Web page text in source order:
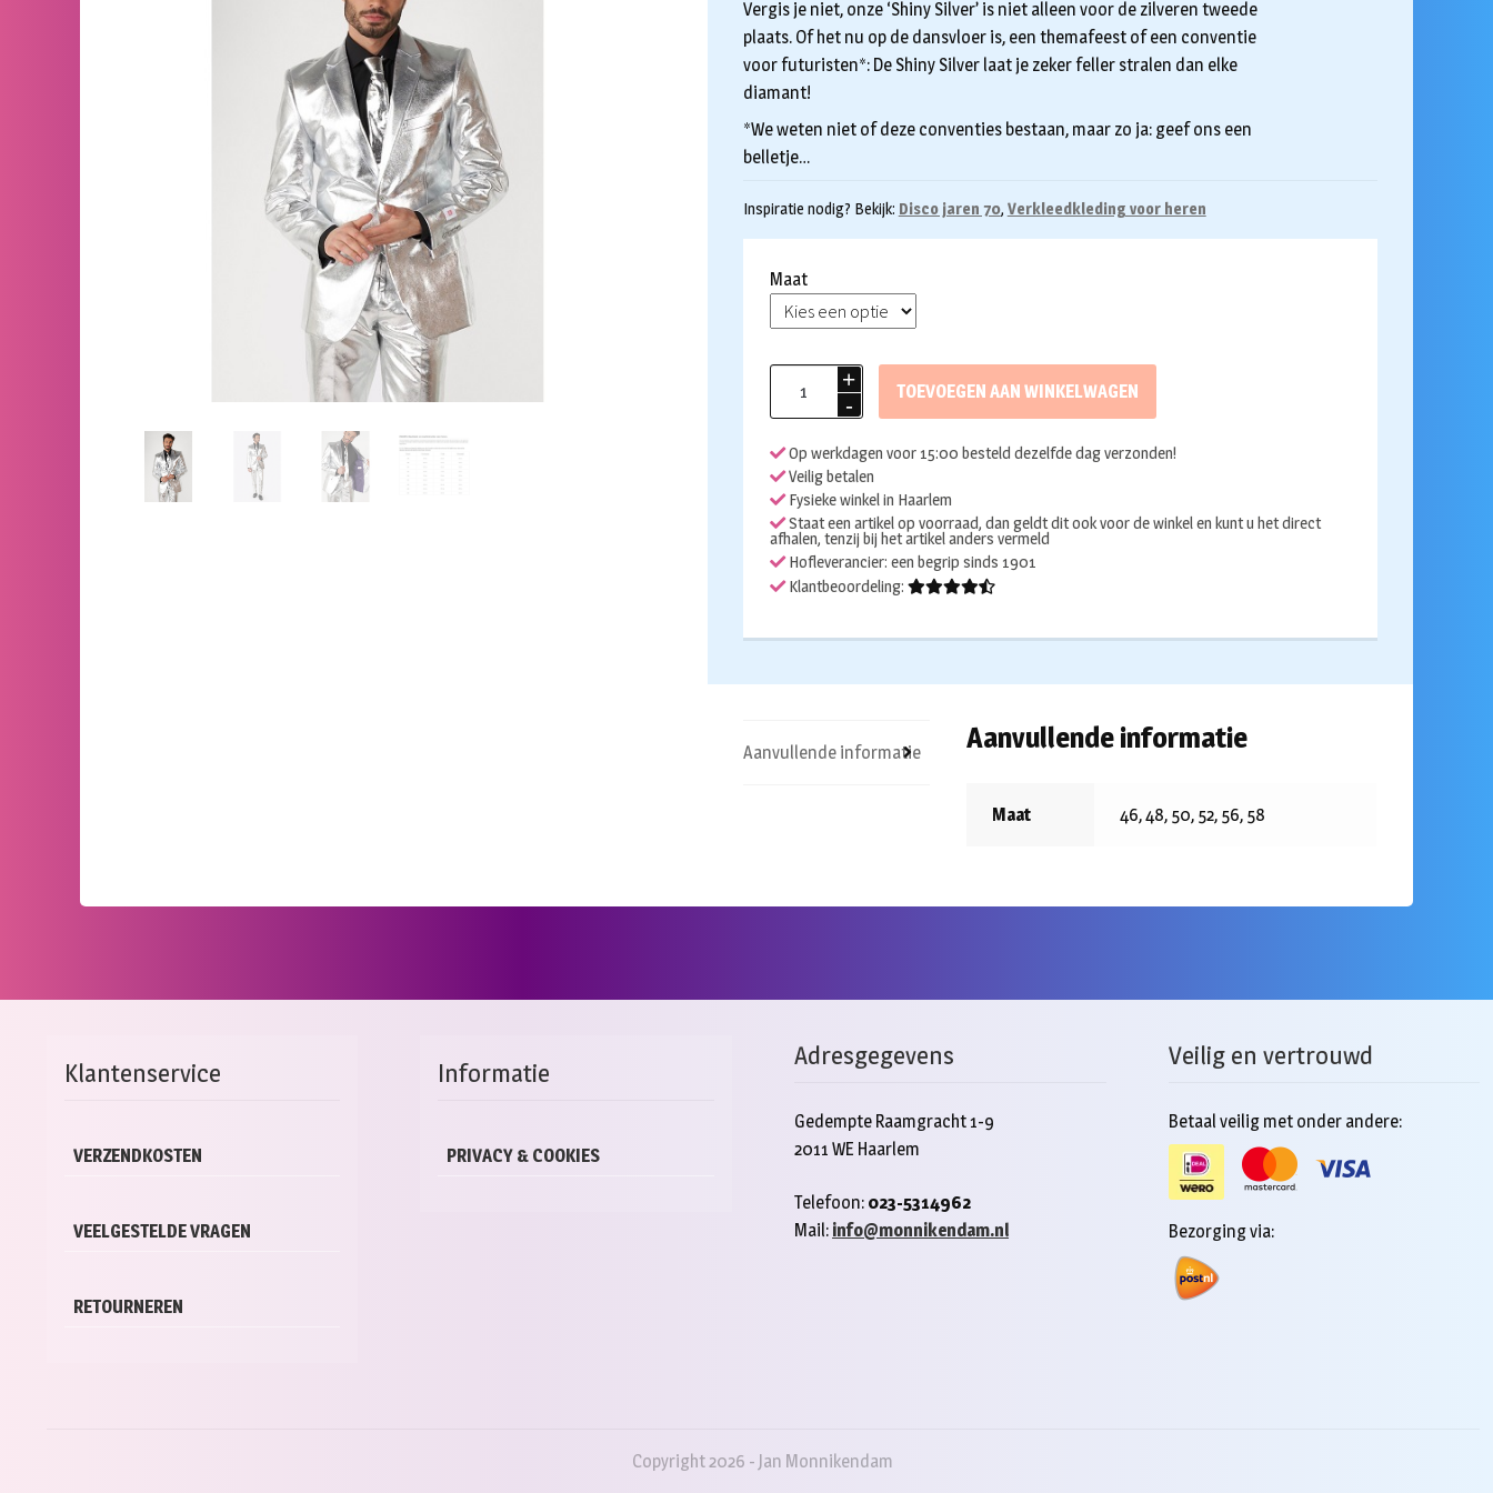
Vergis je niet, onze ‘Shiny Silver’ is niet alleen voor de zilveren tweede
plaats. Of het nu op de dansvloer is, een themafeest of een conventie
voor futuristen*: De Shiny Silver laat je zeker feller stralen dan elke
diamant!
*We weten niet of deze conventies bestaan, maar zo ja: geef ons een
belletje…
Inspiratie nodig? Bekijk: Disco jaren 70, Verkleedkleding voor heren
Maat
Shiny
aantal
TOEVOEGEN AAN WINKELWAGEN
Op werkdagen voor 15:00 besteld dezelfde dag verzonden!
Veilig betalen
Fysieke winkel in Haarlem
Staat een artikel op voorraad, dan geldt dit ook voor de winkel en kunt u het direct
afhalen, tenzij bij het artikel anders vermeld
Hofleverancier: een begrip sinds 1901
Klantbeoordeling:
Aanvullende informatie Aanvullende informatie
Maat 46, 48, 50, 52, 56, 58
Klantenservice
VERZENDKOSTEN
VEELGESTELDE VRAGEN
RETOURNEREN
Informatie
PRIVACY & COOKIES
Adresgegevens
Gedempte Raamgracht 1-9
2011 WE Haarlem
Telefoon: 023-5314962
Mail: info@monnikendam.nl
Veilig en vertrouwd
Betaal veilig met onder andere:
Bezorging via:
Copyright 2026 - Jan Monnikendam